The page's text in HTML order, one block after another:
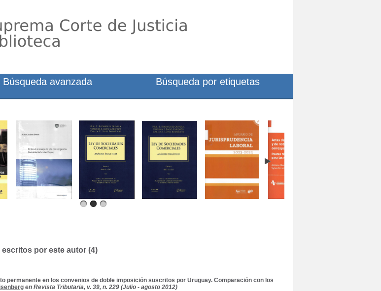
por este autor (4)
permanente en los convenios de doble imposición suscritos por Uruguay. Comparación con los
en Revista Tributaria, v. 39, n. 229 (Julio - agosto 2012)
Búsqueda avanzada Búsqueda por etiquetas